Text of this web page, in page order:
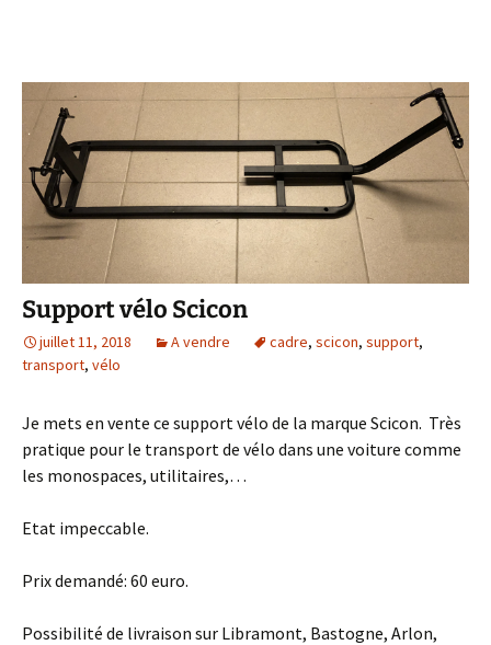
Support vélo Scicon
juillet 11, 2018 A vendre cadre, scicon, support,
transport, vélo
Je mets en vente ce support vélo de la marque Scicon. Très
pratique pour le transport de vélo dans une voiture comme
les monospaces, utilitaires,…
Etat impeccable.
Prix demandé: 60 euro.
Possibilité de livraison sur Libramont, Bastogne, Arlon,